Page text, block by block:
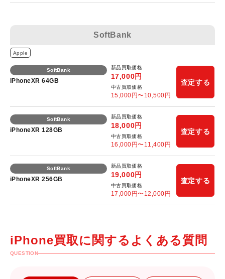
SoftBank
Apple
SoftBank
iPhoneXR 64GB
新品買取価格
17,000円
中古買取価格
15,000 円〜10,500 円
査定する
SoftBank
iPhoneXR 128GB
新品買取価格
18,000円
中古買取価格
16,000 円〜11,400 円
査定する
SoftBank
iPhoneXR 256GB
新品買取価格
19,000円
中古買取価格
17,000 円〜12,000 円
査定する
iPhone買取に関するよくある質問
QUESTION